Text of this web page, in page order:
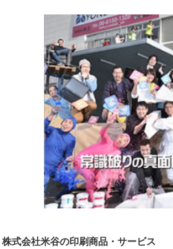
株式会社米谷の印刷商品・サービス